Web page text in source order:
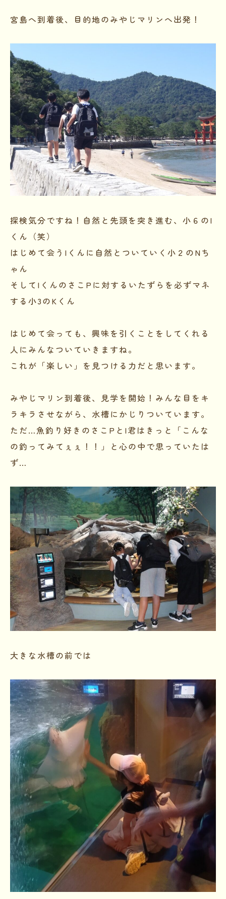
宮島へ到着後、目的地のみやじマリンへ出発！
探検気分ですね！自然と先頭を突き進む、小６のI
くん（笑）
はじめて会うIくんに自然とついていく小２のNち
ゃん
そしてIくんのさこPに対するいたずらを必ずマネ
する小3のKくん
はじめて会っても、興味を引くことをしてくれる
人にみんなついていきますね。
これが「楽しい」を見つける力だと思います。
みやじマリン到着後、見学を開始！みんな目をキ
ラキラさせながら、水槽にかじりついています。
ただ…魚釣り好きのさこPとI君はきっと「こんな
の釣ってみてぇぇ！！」と心の中で思っていたは
ず…
大きな水槽の前では